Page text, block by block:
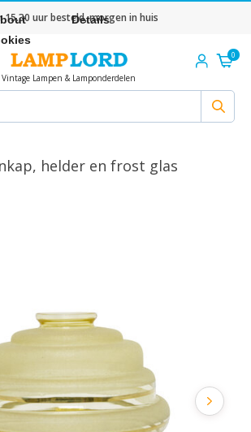
15.30 uur besteld, morgen in huis
Vintage Lampen & Lamponderdelen
0
helder en frost glas
Details